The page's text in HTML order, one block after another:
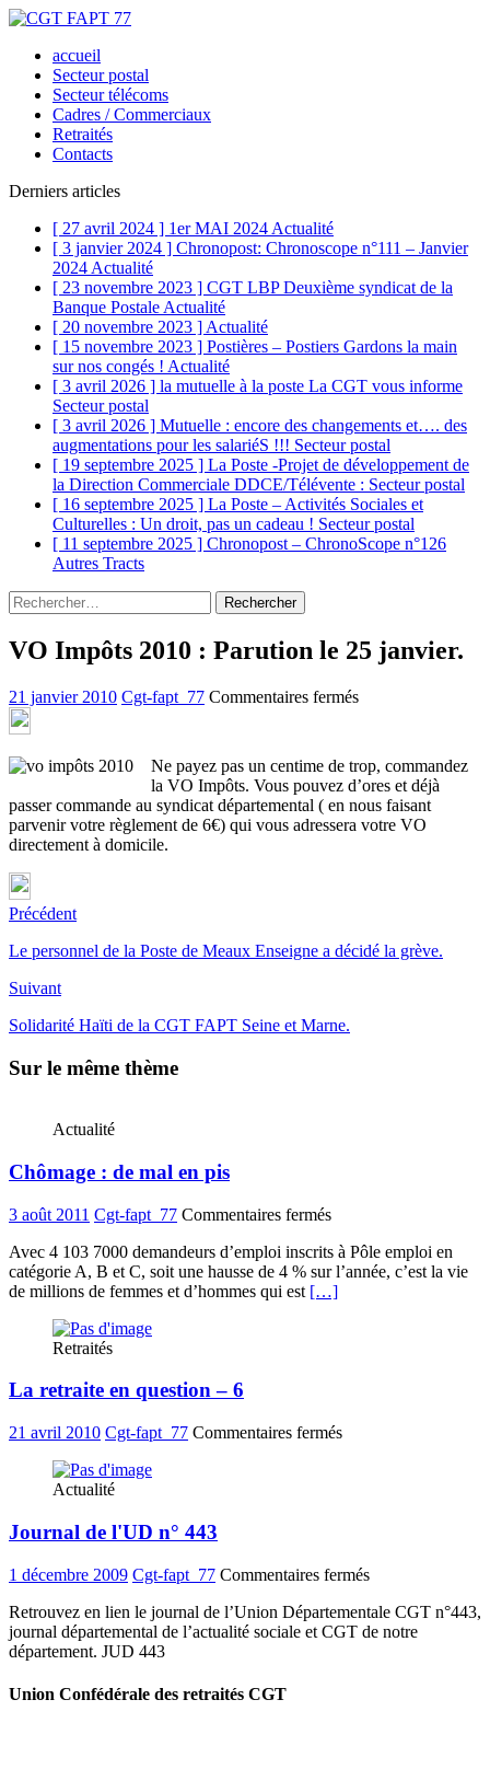
accueil
Secteur postal
Secteur télécoms
Cadres / Commerciaux
Retraités
Contacts
Derniers articles
[ 27 avril 2024 ] 1er MAI 2024 Actualité
[ 3 janvier 2024 ] Chronopost: Chronoscope n°111 – Janvier
2024 Actualité
[ 23 novembre 2023 ] CGT LBP Deuxième syndicat de la
Banque Postale Actualité
[ 20 novembre 2023 ] Actualité
[ 15 novembre 2023 ] Postières – Postiers Gardons la main
sur nos congés ! Actualité
[ 3 avril 2026 ] la mutuelle à la poste La CGT vous informe
Secteur postal
[ 3 avril 2026 ] Mutuelle : encore des changements et…. des
augmentations pour les salariéS !!! Secteur postal
[ 19 septembre 2025 ] La Poste -Projet de développement de
la Direction Commerciale DDCE/Télévente : Secteur postal
[ 16 septembre 2025 ] La Poste – Activités Sociales et
Culturelles : Un droit, pas un cadeau ! Secteur postal
[ 11 septembre 2025 ] Chronopost – ChronoScope n°126
Autres Tracts
Rechercher :
VO Impôts 2010 : Parution le 25 janvier.
21 janvier 2010 Cgt-fapt_77 Commentaires ferméssur
:
Parution
le
25
Ne payez pas un centime de trop, commandez
la VO Impôts. Vous pouvez d’ores et déjà
passer commande au syndicat départemental ( en nous faisant
parvenir votre règlement de 6€) qui vous adressera votre VO
directement à domicile.
Précédent
Le personnel de la Poste de Meaux Enseigne a décidé la grève.
Suivant
Solidarité Haïti de la CGT FAPT Seine et Marne.
Sur le même thème
Actualité
Chômage : de mal en pis
3 août 2011 Cgt-fapt_77 Commentaires ferméssur
:
de
mal
Avec 4 103 7000 demandeurs d’emploi inscrits à Pôle emploi en
catégorie A, B et C, soit une hausse de 4 % sur l’année, c’est la vie
de millions de femmes et d’hommes qui est […]
Retraités
La retraite en question – 6
21 avril 2010 Cgt-fapt_77 Commentaires ferméssur
Actualité
Journal de l'UD n° 443
1 décembre 2009 Cgt-fapt_77 Commentaires ferméssur
de
l'UD
Retrouvez en lien le journal de l’Union Départementale CGT n°443,
journal départemental de l’actualité sociale et CGT de notre
département. JUD 443
Union Confédérale des retraités CGT